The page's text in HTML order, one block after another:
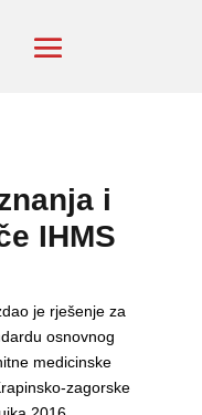
i
IHMS
je rješenje za
osnovnog
medicinske
zagorske